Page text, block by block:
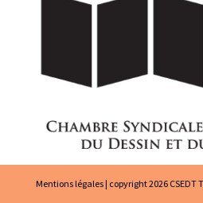
Mentions légales| copyright 2026 CSEDT